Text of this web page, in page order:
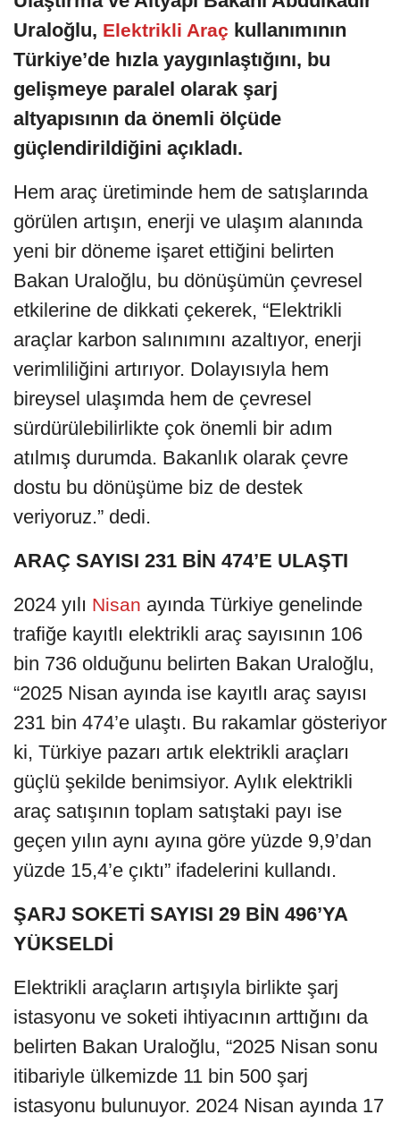
Uraloğlu, Elektrikli Araç kullanımının
Türkiye’de hızla yaygınlaştığını, bu
gelişmeye paralel olarak şarj
altyapısının da önemli ölçüde
güçlendirildiğini açıkladı.
Hem araç üretiminde hem de satışlarında
görülen artışın, enerji ve ulaşım alanında
yeni bir döneme işaret ettiğini belirten
Bakan Uraloğlu, bu dönüşümün çevresel
etkilerine de dikkati çekerek, “Elektrikli
araçlar karbon salınımını azaltıyor, enerji
verimliliğini artırıyor. Dolayısıyla hem
bireysel ulaşımda hem de çevresel
sürdürülebilirlikte çok önemli bir adım
atılmış durumda. Bakanlık olarak çevre
dostu bu dönüşüme biz de destek
veriyoruz.” dedi.
ARAÇ SAYISI 231 BİN 474’E ULAŞTI
2024 yılı Nisan ayında Türkiye genelinde
trafiğe kayıtlı elektrikli araç sayısının 106
bin 736 olduğunu belirten Bakan Uraloğlu,
“2025 Nisan ayında ise kayıtlı araç sayısı
231 bin 474’e ulaştı. Bu rakamlar gösteriyor
ki, Türkiye pazarı artık elektrikli araçları
güçlü şekilde benimsiyor. Aylık elektrikli
araç satışının toplam satıştaki payı ise
geçen yılın aynı ayına göre yüzde 9,9’dan
yüzde 15,4’e çıktı” ifadelerini kullandı.
ŞARJ SOKETİ SAYISI 29 BİN 496’YA
YÜKSELDİ
Elektrikli araçların artışıyla birlikte şarj
istasyonu ve soketi ihtiyacının arttığını da
belirten Bakan Uraloğlu, “2025 Nisan sonu
itibariyle ülkemizde 11 bin 500 şarj
istasyonu bulunuyor. 2024 Nisan ayında 17